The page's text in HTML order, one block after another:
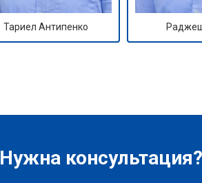
Тариел Антипенко
Нужна консультация?